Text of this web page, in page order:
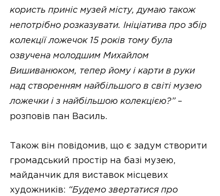
користь приніс музей місту, думаю також
непотрібно розказувати. Ініціатива про збір
колекції ложечок 15 років тому була
озвучена молодшим Михайлом
Вишиванюком, тепер йому і карти в руки
над створенням найбільшого в світі музею
ложечки і з найбільшою колекцією?”–
розповів пан Василь.
Також він повідомив, що є задум створити
громадський простір на базі музею,
майданчик для виставок місцевих
художників: “Будемо звертатися про